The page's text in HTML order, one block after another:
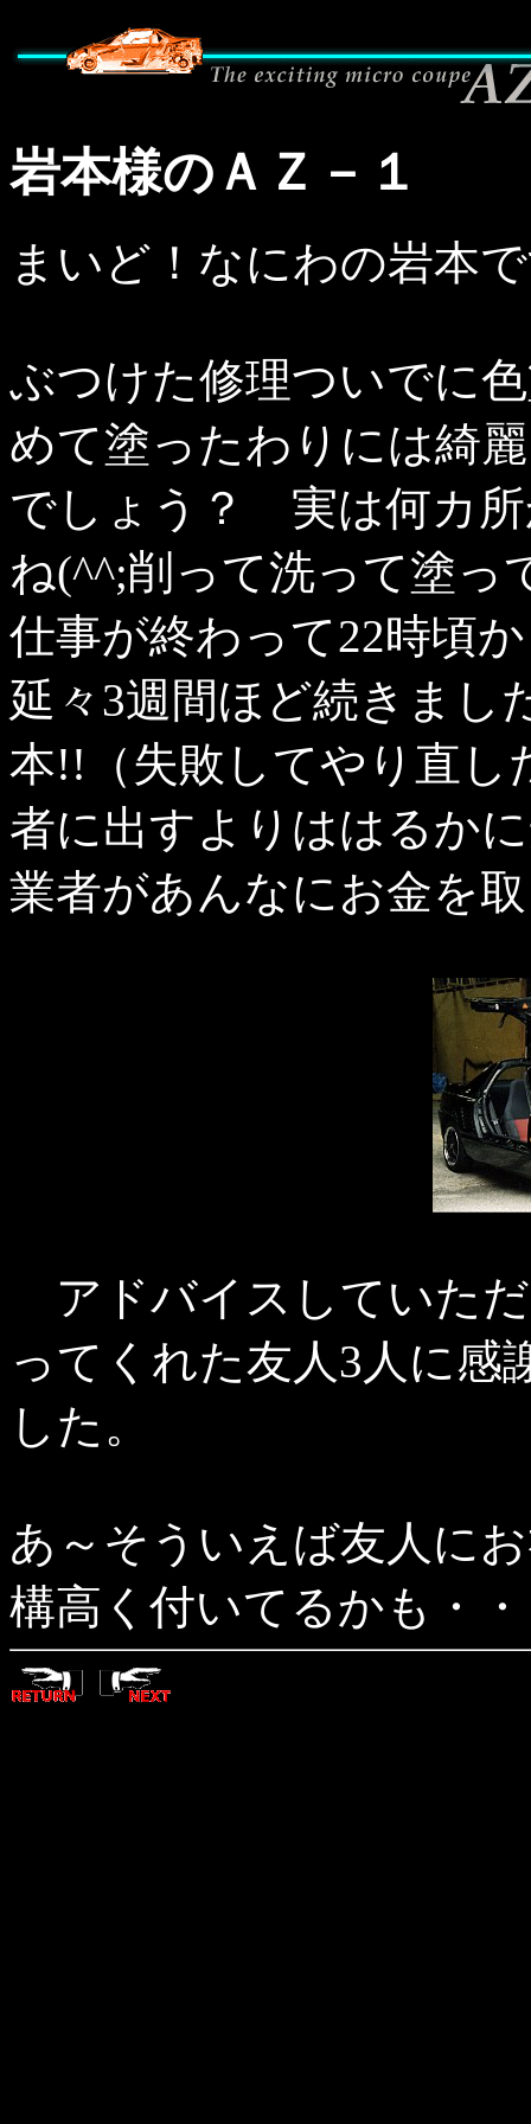
岩本様のＡＺ－１
まいど！なにわの岩本
ぶつけた修理ついでに
めて塗ったわりには綺
でしょう？ 実は何カ所
ね(^^;削って洗って塗っ
仕事が終わって22時頃
延々3週間ほど続きまし
本!!（失敗してやり直し
者に出すよりははるか
業者があんなにお金を
アドバイスしていた
ってくれた友人3人に
した。
あ～そういえば友人に
構高く付いてるかも・